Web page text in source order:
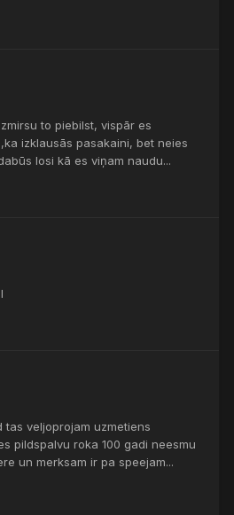
to piebilst, vispār es
izklausās pasakaini, bet neies
losi kā es viņam naudu...
veljoprojam uzmetiens
pildspalvu roka 100 gadi neesmu
un merksam ir pa speejam...